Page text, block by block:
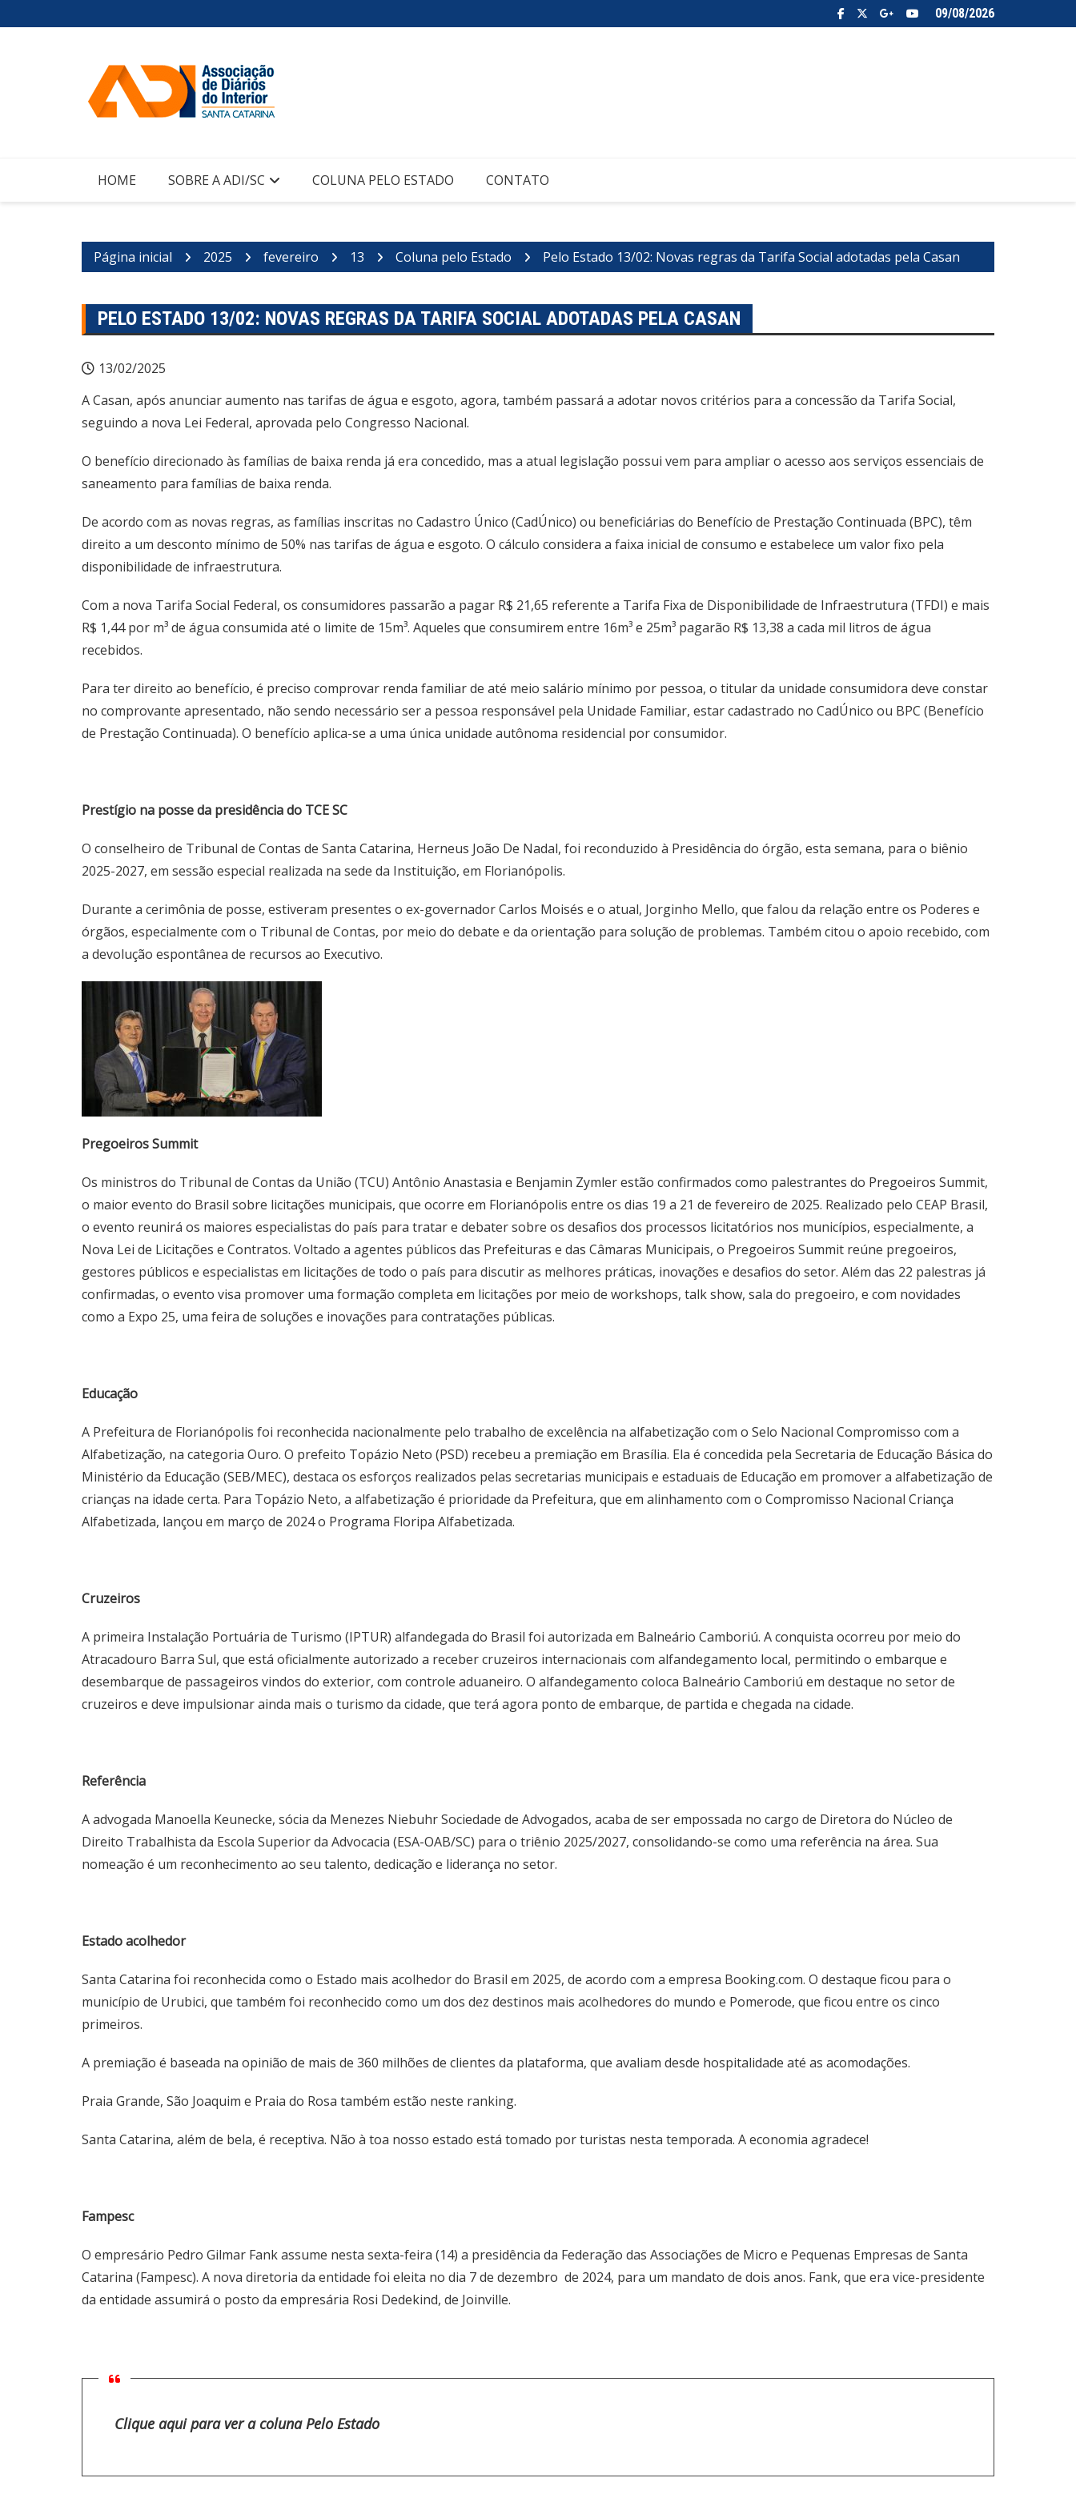
para
09/08/2026
HOME SOBRE A ADI/SC COLUNA PELO ESTADO CONTATO
Página inicial 2025 fevereiro 13 Coluna pelo Estado Pelo Estado 13/02: Novas regras da Tarifa Social adotadas pela Casan
PELO ESTADO 13/02: NOVAS REGRAS DA TARIFA SOCIAL ADOTADAS PELA CASAN
13/02/2025
A Casan, após anunciar aumento nas tarifas de água e esgoto, agora, também passará a adotar novos critérios para a concessão da Tarifa Social,
seguindo a nova Lei Federal, aprovada pelo Congresso Nacional.
O benefício direcionado às famílias de baixa renda já era concedido, mas a atual legislação possui vem para ampliar o acesso aos serviços essenciais de
saneamento para famílias de baixa renda.
De acordo com as novas regras, as famílias inscritas no Cadastro Único (CadÚnico) ou beneficiárias do Benefício de Prestação Continuada (BPC), têm
direito a um desconto mínimo de 50% nas tarifas de água e esgoto. O cálculo considera a faixa inicial de consumo e estabelece um valor fixo pela
disponibilidade de infraestrutura.
Com a nova Tarifa Social Federal, os consumidores passarão a pagar R$ 21,65 referente a Tarifa Fixa de Disponibilidade de Infraestrutura (TFDI) e mais
R$ 1,44 por m³ de água consumida até o limite de 15m³. Aqueles que consumirem entre 16m³ e 25m³ pagarão R$ 13,38 a cada mil litros de água
recebidos.
Para ter direito ao benefício, é preciso comprovar renda familiar de até meio salário mínimo por pessoa, o titular da unidade consumidora deve constar
no comprovante apresentado, não sendo necessário ser a pessoa responsável pela Unidade Familiar, estar cadastrado no CadÚnico ou BPC (Benefício
de Prestação Continuada). O benefício aplica-se a uma única unidade autônoma residencial por consumidor.
Prestígio na posse da presidência do TCE SC
O conselheiro de Tribunal de Contas de Santa Catarina, Herneus João De Nadal, foi reconduzido à Presidência do órgão, esta semana, para o biênio
2025-2027, em sessão especial realizada na sede da Instituição, em Florianópolis.
Durante a cerimônia de posse, estiveram presentes o ex-governador Carlos Moisés e o atual, Jorginho Mello, que falou da relação entre os Poderes e
órgãos, especialmente com o Tribunal de Contas, por meio do debate e da orientação para solução de problemas. Também citou o apoio recebido, com
a devolução espontânea de recursos ao Executivo.
Pregoeiros Summit
Os ministros do Tribunal de Contas da União (TCU) Antônio Anastasia e Benjamin Zymler estão confirmados como palestrantes do Pregoeiros Summit,
o maior evento do Brasil sobre licitações municipais, que ocorre em Florianópolis entre os dias 19 a 21 de fevereiro de 2025. Realizado pelo CEAP Brasil,
o evento reunirá os maiores especialistas do país para tratar e debater sobre os desafios dos processos licitatórios nos municípios, especialmente, a
Nova Lei de Licitações e Contratos. Voltado a agentes públicos das Prefeituras e das Câmaras Municipais, o Pregoeiros Summit reúne pregoeiros,
gestores públicos e especialistas em licitações de todo o país para discutir as melhores práticas, inovações e desafios do setor. Além das 22 palestras já
confirmadas, o evento visa promover uma formação completa em licitações por meio de workshops, talk show, sala do pregoeiro, e com novidades
como a Expo 25, uma feira de soluções e inovações para contratações públicas.
Educação
A Prefeitura de Florianópolis foi reconhecida nacionalmente pelo trabalho de excelência na alfabetização com o Selo Nacional Compromisso com a
Alfabetização, na categoria Ouro. O prefeito Topázio Neto (PSD) recebeu a premiação em Brasília. Ela é concedida pela Secretaria de Educação Básica do
Ministério da Educação (SEB/MEC), destaca os esforços realizados pelas secretarias municipais e estaduais de Educação em promover a alfabetização de
crianças na idade certa. Para Topázio Neto, a alfabetização é prioridade da Prefeitura, que em alinhamento com o Compromisso Nacional Criança
Alfabetizada, lançou em março de 2024 o Programa Floripa Alfabetizada.
Cruzeiros
A primeira Instalação Portuária de Turismo (IPTUR) alfandegada do Brasil foi autorizada em Balneário Camboriú. A conquista ocorreu por meio do
Atracadouro Barra Sul, que está oficialmente autorizado a receber cruzeiros internacionais com alfandegamento local, permitindo o embarque e
desembarque de passageiros vindos do exterior, com controle aduaneiro. O alfandegamento coloca Balneário Camboriú em destaque no setor de
cruzeiros e deve impulsionar ainda mais o turismo da cidade, que terá agora ponto de embarque, de partida e chegada na cidade.
Referência
A advogada Manoella Keunecke, sócia da Menezes Niebuhr Sociedade de Advogados, acaba de ser empossada no cargo de Diretora do Núcleo de
Direito Trabalhista da Escola Superior da Advocacia (ESA-OAB/SC) para o triênio 2025/2027, consolidando-se como uma referência na área. Sua
nomeação é um reconhecimento ao seu talento, dedicação e liderança no setor.
Estado acolhedor
Santa Catarina foi reconhecida como o Estado mais acolhedor do Brasil em 2025, de acordo com a empresa Booking.com. O destaque ficou para o
município de Urubici, que também foi reconhecido como um dos dez destinos mais acolhedores do mundo e Pomerode, que ficou entre os cinco
primeiros.
A premiação é baseada na opinião de mais de 360 milhões de clientes da plataforma, que avaliam desde hospitalidade até as acomodações.
Praia Grande, São Joaquim e Praia do Rosa também estão neste ranking.
Santa Catarina, além de bela, é receptiva. Não à toa nosso estado está tomado por turistas nesta temporada. A economia agradece!
Fampesc
O empresário Pedro Gilmar Fank assume nesta sexta-feira (14) a presidência da Federação das Associações de Micro e Pequenas Empresas de Santa
Catarina (Fampesc). A nova diretoria da entidade foi eleita no dia 7 de dezembro de 2024, para um mandato de dois anos. Fank, que era vice-presidente
da entidade assumirá o posto da empresária Rosi Dedekind, de Joinville.
Clique aqui para ver a coluna Pelo Estado